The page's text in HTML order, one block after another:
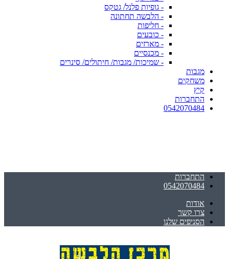
- גופיות פלנל/ גטקס
- הלבשה תחתונה
- חליפות
- כובעים
- מארזים
- מכנסיים
- שמיכות/ מגבות/ חיתולים/ סינרים
מגבות
משחקים
קיץ
התחברות
0542070484
התחברות
0542070484
אודות
צרו קשר
הסניפים שלנו